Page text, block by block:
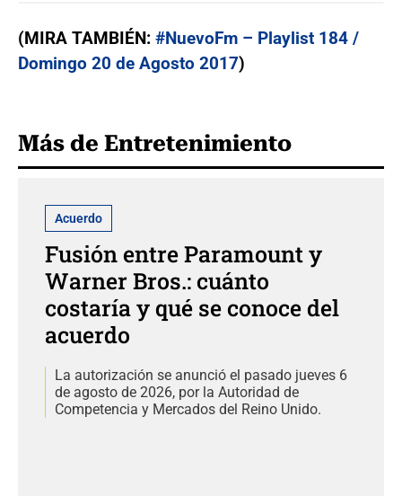
(MIRA TAMBIÉN: #NuevoFm – Playlist 184 /
Domingo 20 de Agosto 2017)
Más de Entretenimiento
Acuerdo
Fusión entre Paramount y
Warner Bros.: cuánto
costaría y qué se conoce del
acuerdo
La autorización se anunció el pasado jueves 6
de agosto de 2026, por la Autoridad de
Competencia y Mercados del Reino Unido.